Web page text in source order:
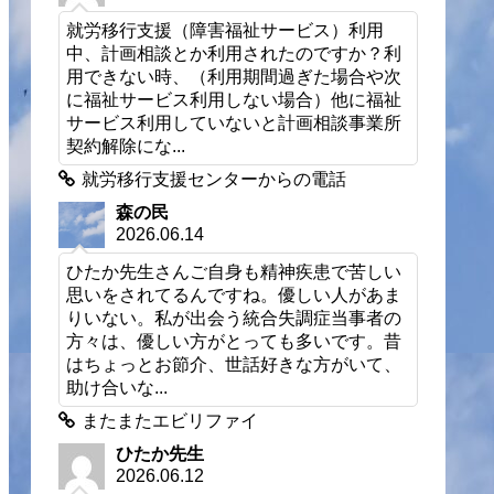
就労移行支援（障害福祉サービス）利用
中、計画相談とか利用されたのですか？利
用できない時、（利用期間過ぎた場合や次
に福祉サービス利用しない場合）他に福祉
サービス利用していないと計画相談事業所
契約解除にな...
就労移行支援センターからの電話
森の民
2026.06.14
ひたか先生さんご自身も精神疾患で苦しい
思いをされてるんですね。優しい人があま
りいない。私が出会う統合失調症当事者の
方々は、優しい方がとっても多いです。昔
はちょっとお節介、世話好きな方がいて、
助け合いな...
またまたエビリファイ
ひたか先生
2026.06.12